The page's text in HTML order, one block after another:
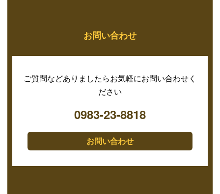
お問い合わせ
ご質問などありましたらお気軽にお問い合わせく
ださい
0983-23-8818
お問い合わせ